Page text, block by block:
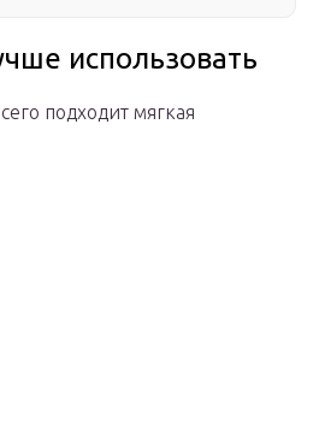
использовать
подходит мягкая